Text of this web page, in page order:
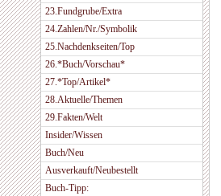
23.Fundgrube/Extra
24.Zahlen/Nr./Symbolik
25.Nachdenkseiten/Top
26.*Buch/Vorschau*
27.*Top/Artikel*
28.Aktuelle/Themen
29.Fakten/Welt
Insider/Wissen
Buch/Neu
Ausverkauft/Neubestellt
Buch-Tipp: